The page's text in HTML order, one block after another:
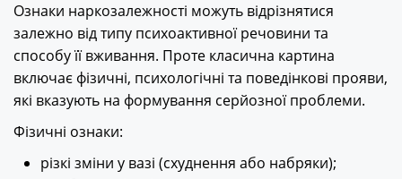
Ознаки наркозалежності можуть відрізнятися
залежно від типу психоактивної речовини та
способу її вживання. Проте класична картина
включає фізичні, психологічні та поведінкові прояви,
які вказують на формування серйозної проблеми.
Фізичні ознаки:
різкі зміни у вазі (схуднення або набряки);